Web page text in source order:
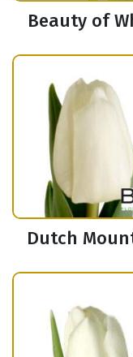
Beauty of
Dutch